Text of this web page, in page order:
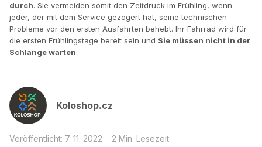
durch. Sie vermeiden somit den Zeitdruck im Frühling, wenn
jeder, der mit dem Service gezögert hat, seine technischen
Probleme vor den ersten Ausfahrten behebt. Ihr Fahrrad wird für
die ersten Frühlingstage bereit sein und Sie müssen nicht in der
Schlange warten.
Koloshop.cz
Veröffentlicht: 7. 11. 2022
2 Min. Lesezeit